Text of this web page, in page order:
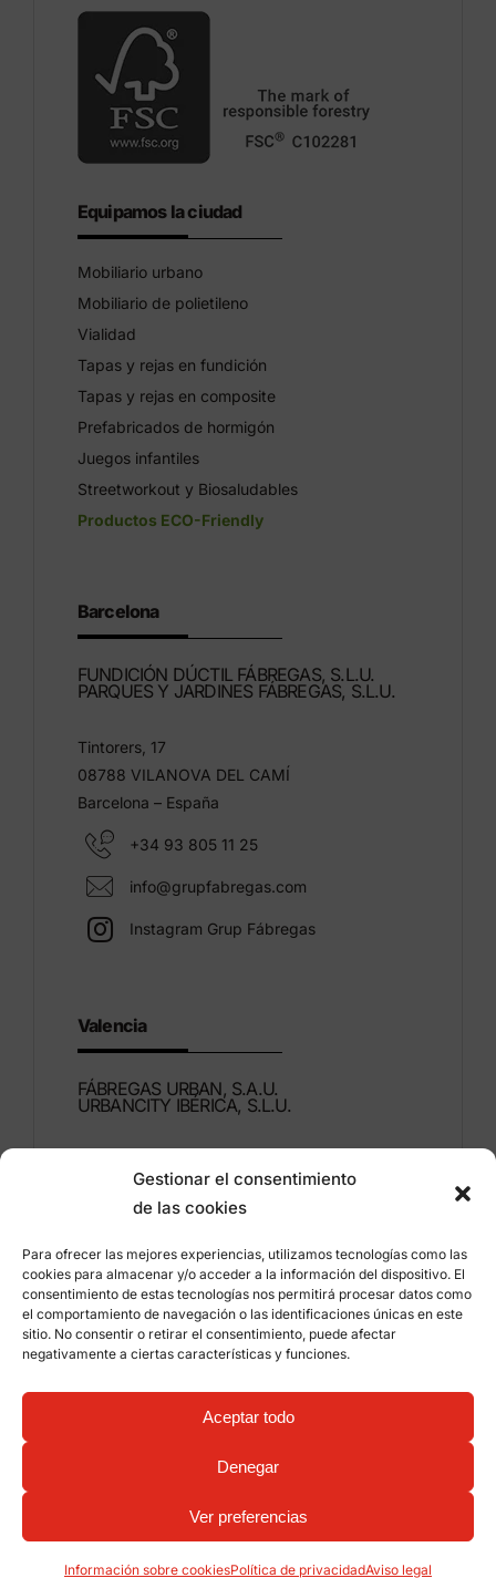
Gestionar el consentimiento
de las cookies
Para ofrecer las mejores experiencias, utilizamos tecnologías como las
cookies para almacenar y/o acceder a la información del dispositivo. El
consentimiento de estas tecnologías nos permitirá procesar datos como
el comportamiento de navegación o las identificaciones únicas en este
sitio. No consentir o retirar el consentimiento, puede afectar
negativamente a ciertas características y funciones.
Aceptar todo
Denegar
Ver preferencias
Información sobre cookiesPolítica de privacidadAviso legal
Equipamos la ciudad
Mobiliario urbano
Mobiliario de polietileno
Vialidad
Tapas y rejas en fundición
Tapas y rejas en composite
Prefabricados de hormigón
Juegos infantiles
Streetworkout y Biosaludables
Productos ECO-Friendly
Barcelona
FUNDICIÓN DÚCTIL FÁBREGAS, S.L.U.
PARQUES Y JARDINES FÁBREGAS, S.L.U.
Tintorers, 17
08788 VILANOVA DEL CAMÍ
Barcelona – España
+34 93 805 11 25
info@grupfabregas.com
Instagram Grup Fábregas
Valencia
FÁBREGAS URBAN, S.A.U.
URBANCITY IBÉRICA, S.L.U.
46960 ALDAIA
Valencia – España
+34 96 151 53 44
info@grupfabregas.com
Grup Fábregas
Acceso distribuidores
Aviso legal
Política de privacidad
Información sobre cookies
mobiliario urbano ECO Friendly –
qualitystudio